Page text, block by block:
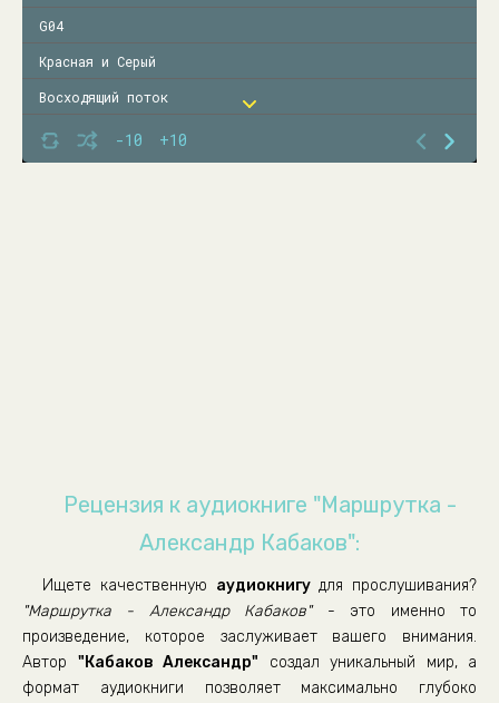
-10 +10
G04
Красная и Серый
Восходящий поток
Любовь зла
В особо крупных размерах
Рецензия к аудиокниге "Маршрутка -
Александр Кабаков":
Ищете качественную аудиокнигудля прослушивания?
"Маршрутка - Александр Кабаков"- это именно то
произведение, которое заслуживает вашего внимания.
Автор "Кабаков Александр" создал уникальный мир, а
формат аудиокниги позволяет максимально глубоко